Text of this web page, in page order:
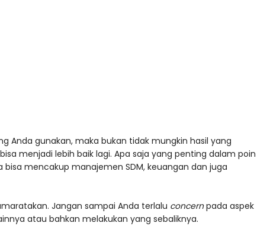
Anda gunakan, maka bukan tidak mungkin hasil yang
menjadi lebih baik lagi. Apa saja yang penting dalam poin
mencakup manajemen SDM, keuangan dan juga
Jangan sampai Anda terlalu concernpada aspek
atau bahkan melakukan yang sebaliknya.